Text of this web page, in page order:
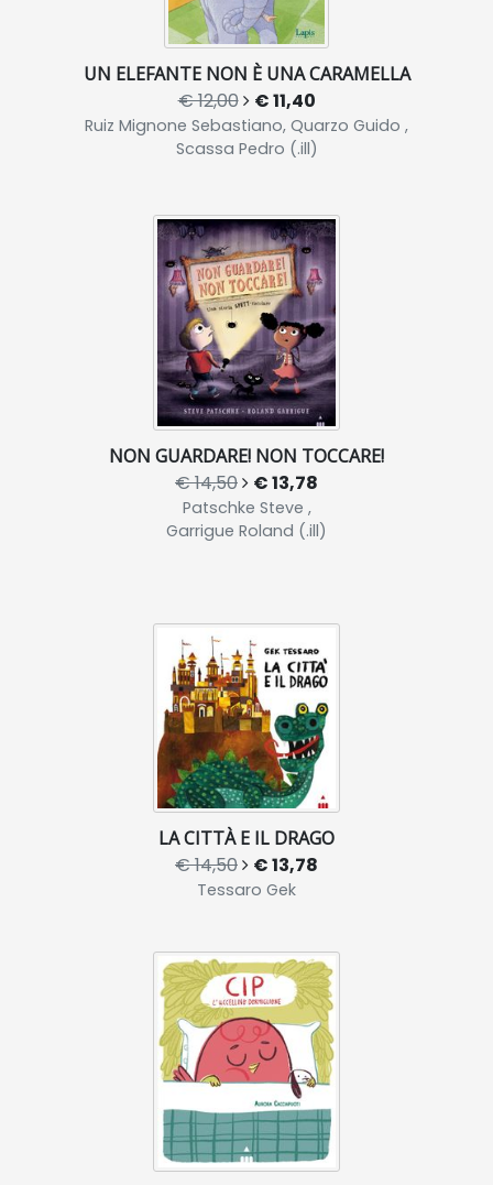
UN ELEFANTE NON È UNA CARAMELLA
€ 12,00 € 11,40
Ruiz Mignone Sebastiano, Quarzo Guido ,
Scassa Pedro (.ill)
NON GUARDARE! NON TOCCARE!
€ 14,50 € 13,78
Patschke Steve ,
Garrigue Roland (.ill)
LA CITTÀ E IL DRAGO
€ 14,50 € 13,78
Tessaro Gek